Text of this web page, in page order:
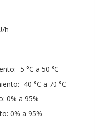
h
-5 °C a 50 °C
-40 °C a 70 °C
0% a 95%
0% a 95%